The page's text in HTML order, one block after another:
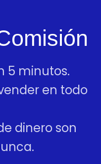
5 minutos.
en todo
dinero son